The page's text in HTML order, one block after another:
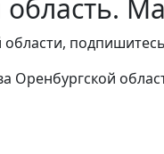
Оренбургской